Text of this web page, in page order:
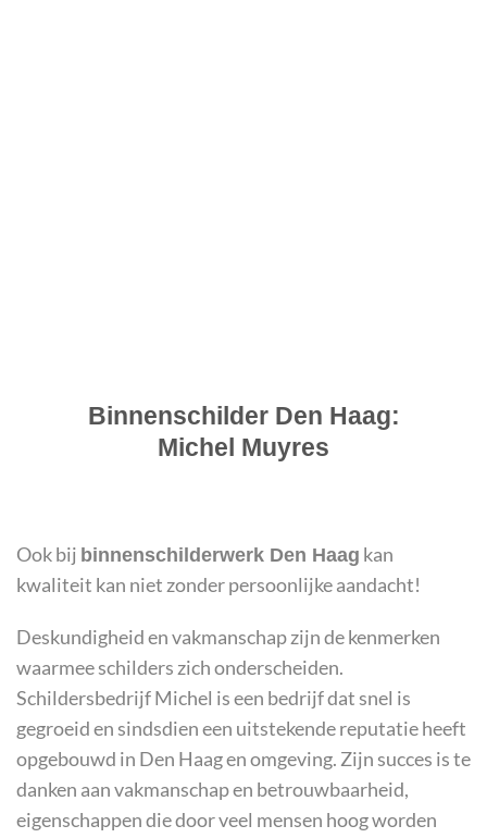
Binnenschilder Den Haag:
Michel Muyres
Ook bij binnenschilderwerk Den Haag kan
kwaliteit kan niet zonder persoonlijke aandacht!
Deskundigheid en vakmanschap zijn de kenmerken
waarmee schilders zich onderscheiden.
Schildersbedrijf Michel is een bedrijf dat snel is
gegroeid en sindsdien een uitstekende reputatie heeft
opgebouwd in Den Haag en omgeving. Zijn succes is te
danken aan vakmanschap en betrouwbaarheid,
eigenschappen die door veel mensen hoog worden